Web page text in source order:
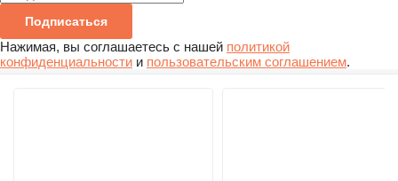
Подписаться
Нажимая, вы соглашаетесь с нашей политикой
конфиденциальности и пользовательским соглашением.